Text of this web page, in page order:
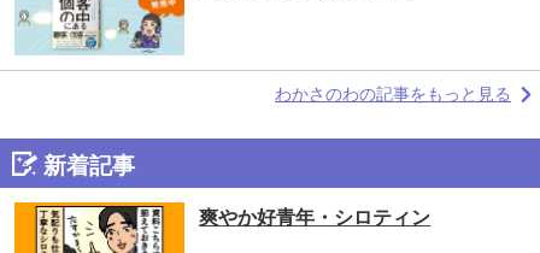
わかさのわの記事をもっと見る
新着記事
爽やか好青年・シロティン